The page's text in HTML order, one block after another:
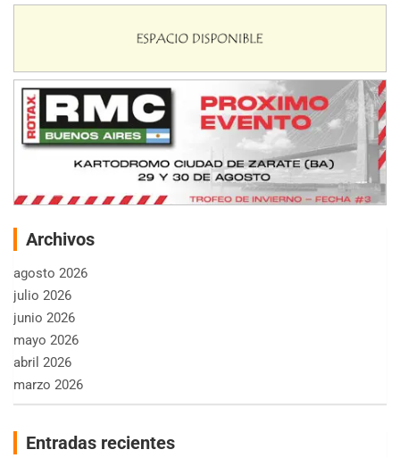
Archivos
agosto 2026
julio 2026
junio 2026
mayo 2026
abril 2026
marzo 2026
Entradas recientes